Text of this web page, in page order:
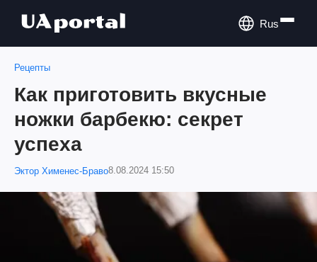
Rus
Рецепты
Как приготовить вкусные
ножки барбекю: секрет
успеха
Эктор Хименес-Браво8.08.2024 15:50